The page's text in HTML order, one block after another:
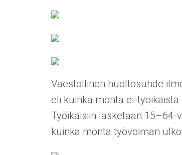
Väestöllinen huoltosuhde
eli kuinka monta ei-
Työikäisiin lasketaan
kuinka monta työvoiman